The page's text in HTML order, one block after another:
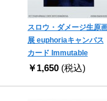
スロウ・ダメージ生原
展 euphoriaキャンバス
カード Immutable
￥1,650 (税込)